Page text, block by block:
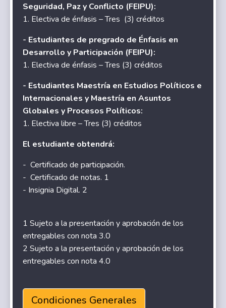
Seguridad, Paz y Conflicto (FEIPU):
1. Electiva de énfasis – Tres (3) créditos
- Estudiantes de pregrado de Énfasis en
Desarrollo y Participación (FEIPU):
1. Electiva de énfasis – Tres (3) créditos
- Estudiantes Maestría en Estudios Políticos e
Internacionales y Maestría en Asuntos
Globales y Procesos Políticos:
1. Electiva libre – Tres (3) créditos
El estudiante obtendrá:
- Certificado de participación.
- Certificado de notas. 1
- Insignia Digital. 2
1 Sujeto a la presentación y aprobación de los
entregables con nota 3.0
2 Sujeto a la presentación y aprobación de los
entregables con nota 4.0
Condiciones Generales